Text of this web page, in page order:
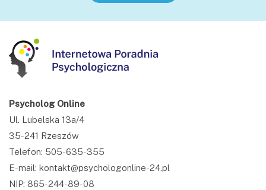
Psycholog Online
Ul. Lubelska 13a/4
35-241 Rzeszów
Telefon: 505-635-355
E-mail: kontakt@psychologonline-24.pl
NIP: 865-244-89-08